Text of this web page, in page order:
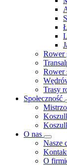
Rower
Rower
Trasy
Społeczność
O nas
Nasze
O